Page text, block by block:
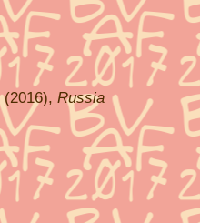
Russia